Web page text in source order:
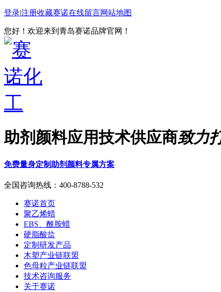
登录|注册收藏赛诺在线留言网站地图
您好！欢迎来到青岛赛诺品牌官网！
助剂颜料应用技术供应商致力
免费量身定制助剂颜料专属方案
全国咨询热线： 400-8788-532
赛诺首页
聚乙烯蜡
EBS、酰胺蜡
硬脂酸盐
定制研发产品
木塑产业链联盟
色母粒产业链联盟
技术咨询服务
关于赛诺